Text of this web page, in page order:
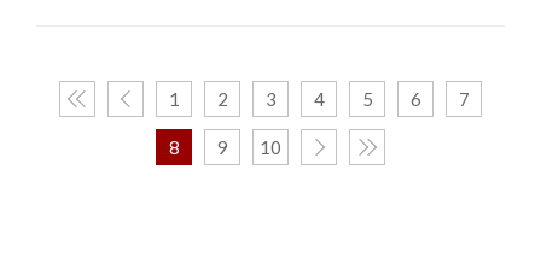
1 2 3 4 5 6 7
8 9 10